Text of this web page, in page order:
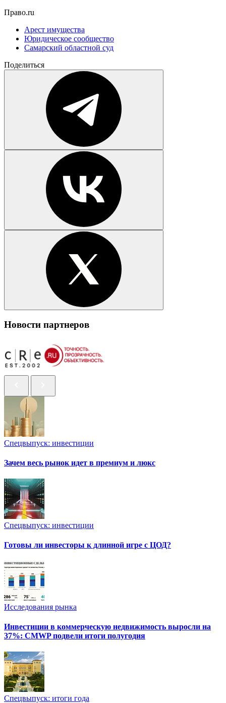
Право.ru
Арест имущества
Юридическое сообщество
Самарский областной суд
Поделиться
Новости партнеров
Спецвыпуск: инвестиции
Зачем весь рынок идет в премиум и люкс
Спецвыпуск: инвестиции
Готовы ли инвесторы к длинной игре с ЦОД?
Исследования рынка
Инвестиции в коммерческую недвижимость выросли на
37%: CMWP подвели итоги полугодия
Спецвыпуск: итоги года